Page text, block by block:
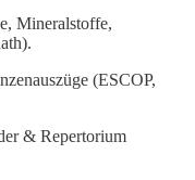
Mineralstoffe,
(ESCOP,
& Repertorium